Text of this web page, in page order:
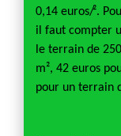
0,14 euros/².
il faut compter
le terrain de
m², 42 euros
pour un terrain